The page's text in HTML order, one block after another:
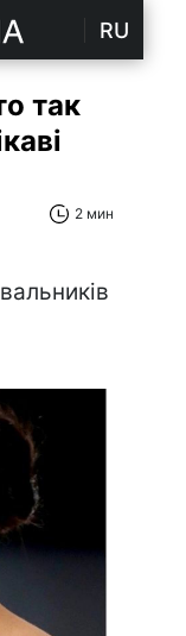
RU
так
2 мин